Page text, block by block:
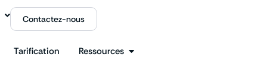
Contactez-nous
Tarification Ressources